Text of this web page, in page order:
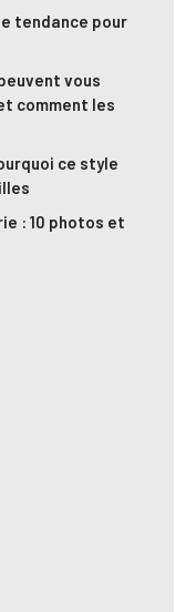
tendance pour
vous
comment les
ce style
: 10 photos et